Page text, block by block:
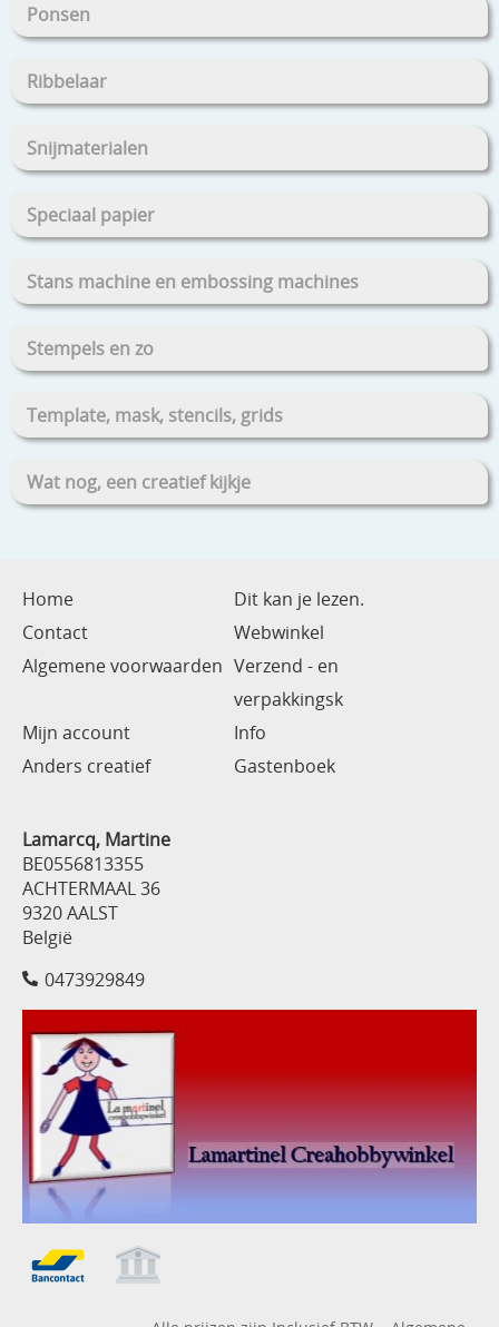
Ponsen
Ribbelaar
Snijmaterialen
Speciaal papier
Stans machine en embossing machines
Stempels en zo
Template, mask, stencils, grids
Wat nog, een creatief kijkje
Home
Dit kan je lezen.
Contact
Webwinkel
Algemene voorwaarden Verzend - en
verpakkingsk
Mijn account
Info
Anders creatief
Gastenboek
Lamarcq, Martine
BE0556813355
ACHTERMAAL 36
9320 AALST
België
0473929849